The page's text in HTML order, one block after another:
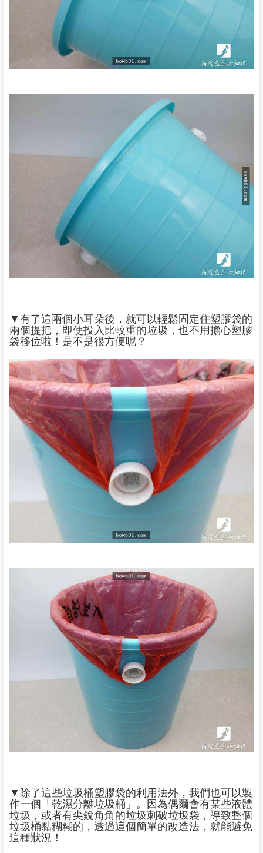
▼有了這兩個小耳朵後，就可以輕鬆固定住塑膠袋的
兩個提把，即使投入比較重的垃圾，也不用擔心塑膠
袋移位啦！是不是很方便呢？
▼除了這些垃圾桶塑膠袋的利用法外，我們也可以製
作一個「乾濕分離垃圾桶」。因為偶爾會有某些液體
垃圾，或者有尖銳角角的垃圾刺破垃圾袋，導致整個
垃圾桶黏糊糊的，透過這個簡單的改造法，就能避免
這種狀況！